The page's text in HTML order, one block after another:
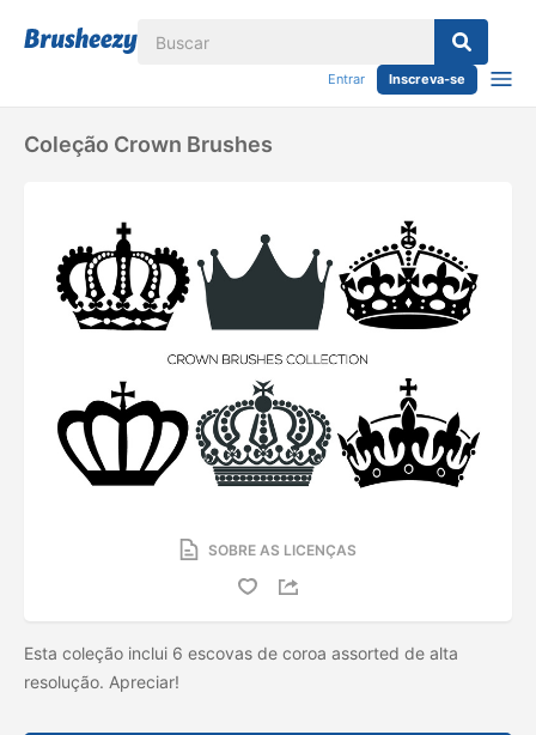
Entrar Inscreva-se
Coleção Crown Brushes
SOBRE AS LICENÇAS
Esta coleção inclui 6 escovas de coroa assorted de alta
resolução. Apreciar!